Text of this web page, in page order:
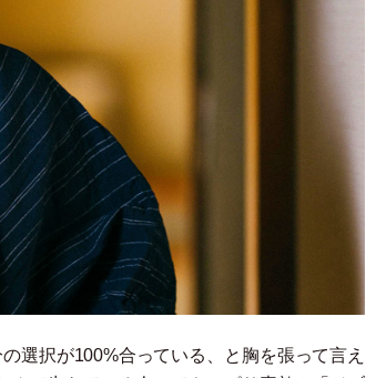
選択が100%合っている、と胸を張って言え